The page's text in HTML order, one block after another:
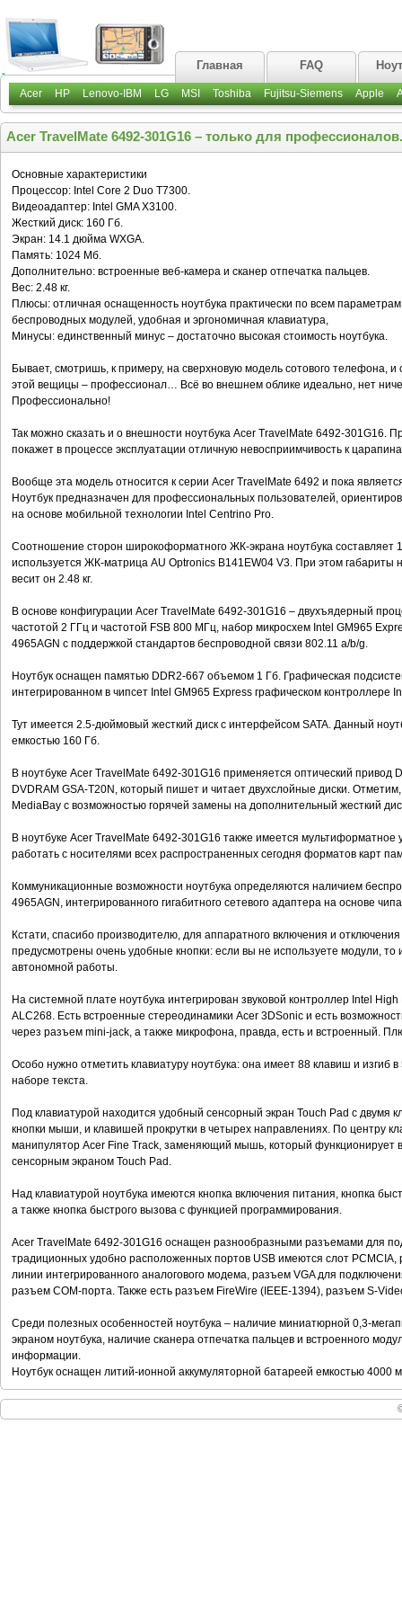
Главная FAQ
Acer HP Lenovo-IBM LG MSI Toshiba Fujitsu-Siemens Apple
Acer TravelMate 6492-301G16 – только для профессионалов.
Основные характеристики
Процессор: Intel Core 2 Duo T7300.
Видеоадаптер: Intel GMA X3100.
Жесткий диск: 160 Гб.
Экран: 14.1 дюйма WXGA.
Память: 1024 Мб.
Дополнительно: встроенные веб-камера и сканер отпечатка пальцев.
Вес: 2.48 кг.
Плюсы: отличная оснащенность ноутбука практически по всем
беспроводных модулей, удобная и эргономичная клавиатура,
Минусы: единственный минус – достаточно высокая стоимость ноутбука.
Бывает, смотришь, к примеру, на сверхновую модель сотового телефона,
этой вещицы – профессионал… Всё во внешнем облике идеально, нет
Профессионально!
Так можно сказать и о внешности ноутбука Acer TravelMate 6492-301G16.
покажет в процессе эксплуатации отличную невосприимчивость к
Вообще эта модель относится к серии Acer TravelMate 6492 и пока
Ноутбук предназначен для профессиональных пользователей,
на основе мобильной технологии Intel Centrino Рrо.
Cоотношение сторон широкоформатного ЖК-экрана ноутбука составляет
используется ЖК-матрица AU Optronics B141EW04 V3. При этом габариты
весит он 2.48 кг.
В основе конфигурации Acer TravelMate 6492-301G16 – двухъядерный
частотой 2 ГГц и частотой FSB 800 МГц, набор микросхем Intel GM965
4965АGN с поддержкой стандартов беспроводной связи 802.11 а/b/g.
Ноутбук оснащен памятью DDR2-667 объемом 1 Гб. Графическая
интегрированном в чипсет Intel GM965 Ехprеss графическом контроллере
Тут имеется 2.5-дюймовый жесткий диск с интерфейсом SATA. Данный
емкостью 160 Гб.
В ноутбуке Acer TravelMate 6492-301G16 применяется оптический привод
DVDRAM GSА-Т20N, который пишет и читает двухслойные диски.
MediaBay с возможностью горячей замены на дополнительный жесткий
В ноутбуке Аcer TravelMate 6492-301G16 также имеется
работать с носителями всех распространенных сегодня форматов карт
Коммуникационные возможности ноутбука определяются наличием
4965AGN, интегрированного гигабитного сетевого адаптера на основе
Кстати, спасибо производителю, для аппаратного включения и
предусмотрены очень удобные кнопки: если вы не используете модули, то
автономной работы.
На системной плате ноутбука интегрирован звуковой контроллер Intel
ALC268. Есть встроенные стереодинамики Acer 3DSonic и есть
через разъем mini-jack, а также микрофона, правда, есть и встроенный.
Особо нужно отметить клавиатуру ноутбука: она имеет 88 клавиш и изгиб
наборе текста.
Под клавиатурой находится удобный сенсорный экран Touch Pad с
кнопки мыши, и клавишей прокрутки в четырех направлениях. По центру
манипулятор Acer Fine Track, заменяющий мышь, который функционирует
сенсорным экраном Touch Pad.
Над клавиатурой ноутбука имеются кнопка включения питания, кнопка
а также кнопка быстрого вызова с функцией программирования.
Acer TravelMate 6492-301G16 оснащен разнообразными разъемами для
традиционных удобно расположенных портов USB имеются слот РСМСIА,
линии интегрированного аналогового модема, разъем VGA для
разъем СОМ-порта. Также есть разъем FireWire (IЕЕЕ-1394), разъем S-
Среди полезных особенностей ноутбука – наличие миниатюрной 0,3-
экраном ноутбука, наличие сканера отпечатка пальцев и встроенного
информации.
Ноутбук оснащен литий-ионной аккумуляторной батареей емкостью 4000